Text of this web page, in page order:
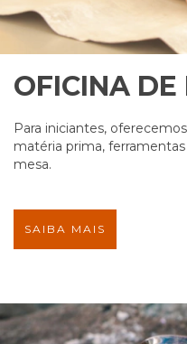
OFICINA
Para iniciantes,
matéria prima,
mesa.
SAIBA MAIS